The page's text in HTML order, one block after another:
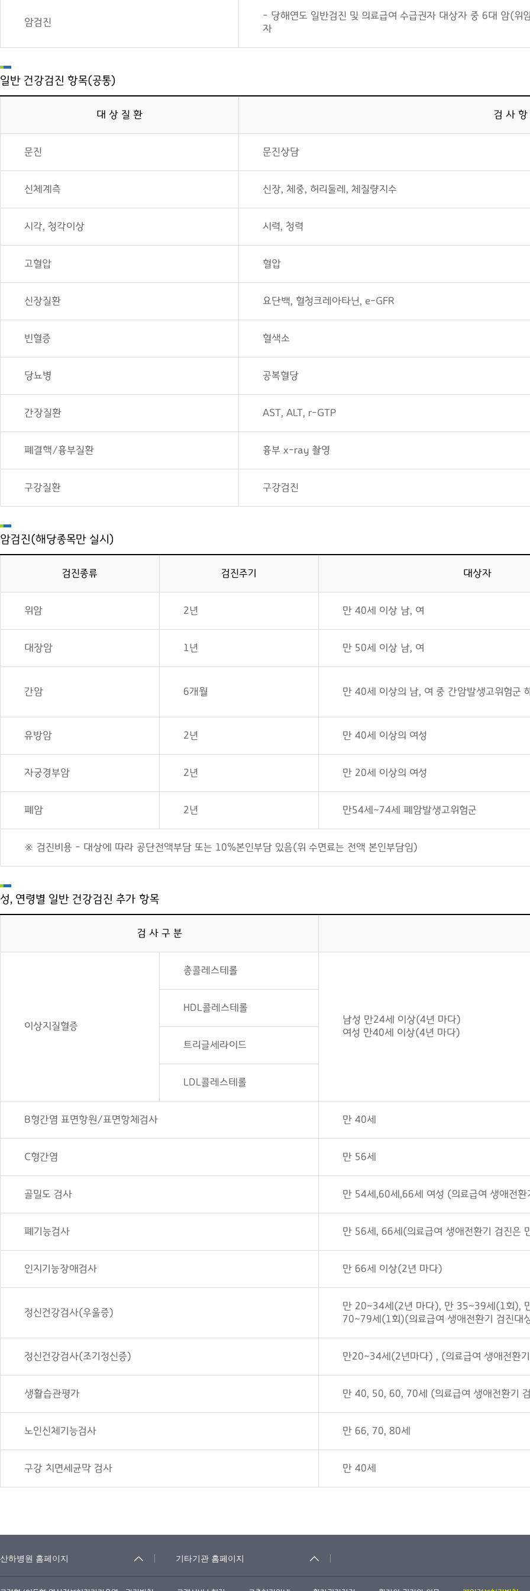
암검진
- 당해연도 일반검진 및 의료급여 수급권자 대상자 중 6대 암(
자
일반 건강검진 항목(공통)
대 상 질 환 검 사 항
문진 문진상담
신체계측 신장, 체중, 허리둘레, 체질량지수
시각, 청각이상 시력, 청력
고혈압 혈압
신장질환 요단백, 혈청크레아타닌, e-GFR
빈혈증 혈색소
당뇨병 공복혈당
간장질환 AST, ALT, r-GTP
폐결핵/흉부질환 흉부 x-ray 촬영
구강질환 구강검진
암검진(해당종목만 실시)
검진종류 검진주기 대상자
위암 2년 만 40세 이상 남, 여
대장암 1년 만 50세 이상 남, 여
간암 6개월 만 40세 이상의 남, 여 중 간암발생고위험군
유방암 2년 만 40세 이상의 여성
자궁경부암 2년 만 20세 이상의 여성
폐암 2년 만54세~74세 폐암발생고위험군
※ 검진비용 - 대상에 따라 공단전액부담 또는 10%본인부담 있음(위 수면료는 전액 본인부담임)
성, 연령별 일반 건강검진 추가 항목
검 사 구 분
이상지질혈증
총콜레스테롤
남성 만24세 이상(4년 마다)
여성 만40세 이상(4년 마다)
HDL콜레스테롤
트리글세라이드
LDL콜레스테롤
B형간염 표면항원/표면항체검사 만 40세
C형간염 만 56세
골밀도 검사 만 54세,60세,66세 여성 (의료급여 생애전
폐기능검사 만 56세, 66세(의료급여 생애전환기 검진은
인지기능장애검사 만 66세 이상(2년 마다)
정신건강검사(우울증)
만 20~34세(2년 마다), 만 35~39세(1회),
70~79세(1회)(의료급여 생애전환기 검진
정신건강검사(조기정신증) 만20~34세(2년마다) , (의료급여 생애전환
생활습관평가 만 40, 50, 60, 70세 (의료급여 생애전환기
노인신체기능검사 만 66, 70, 80세
구강 치면세균막 검사 만 40세